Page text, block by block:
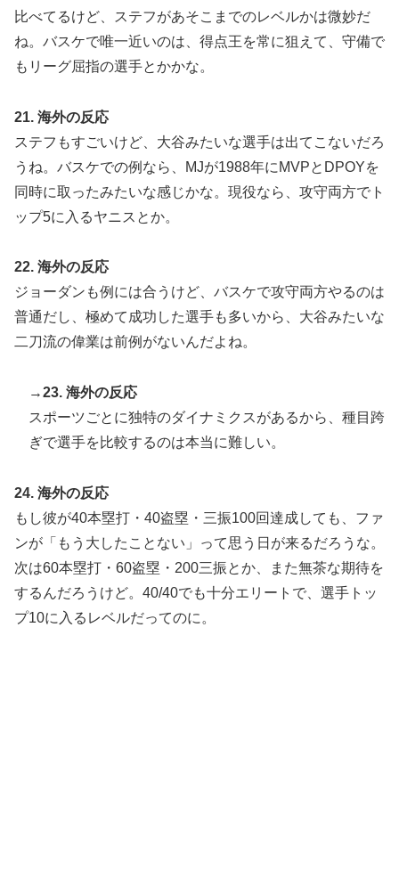
比べてるけど、ステフがあそこまでのレベルかは微妙だ
ね。バスケで唯一近いのは、得点王を常に狙えて、守備で
もリーグ屈指の選手とかかな。
21. 海外の反応
ステフもすごいけど、大谷みたいな選手は出てこないだろ
うね。バスケでの例なら、MJが1988年にMVPとDPOYを
同時に取ったみたいな感じかな。現役なら、攻守両方でト
ップ5に入るヤニスとか。
22. 海外の反応
ジョーダンも例には合うけど、バスケで攻守両方やるのは
普通だし、極めて成功した選手も多いから、大谷みたいな
二刀流の偉業は前例がないんだよね。
→23. 海外の反応
スポーツごとに独特のダイナミクスがあるから、種目跨
ぎで選手を比較するのは本当に難しい。
24. 海外の反応
もし彼が40本塁打・40盗塁・三振100回達成しても、ファ
ンが「もう大したことない」って思う日が来るだろうな。
次は60本塁打・60盗塁・200三振とか、また無茶な期待を
するんだろうけど。40/40でも十分エリートで、選手トッ
プ10に入るレベルだってのに。